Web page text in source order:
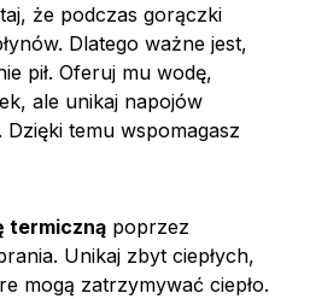
że podczas gorączki
Dlatego ważne jest,
pił. Oferuj mu wodę,
ale unikaj napojów
temu wspomagasz
termiczną poprzez
Unikaj zbyt ciepłych,
mogą zatrzymywać ciepło.